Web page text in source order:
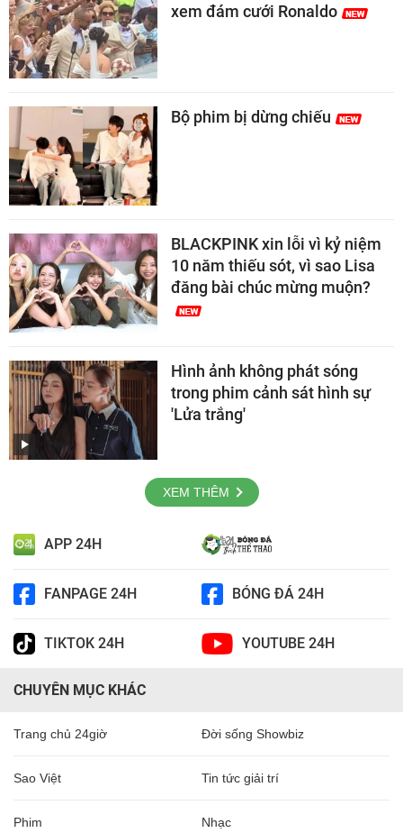
xem đám cưới Ronaldo
Bộ phim bị dừng chiếu
BLACKPINK xin lỗi vì kỷ niệm
10 năm thiếu sót, vì sao Lisa
đăng bài chúc mừng muộn?
Hình ảnh không phát sóng
trong phim cảnh sát hình sự
'Lửa trắng'
XEM THÊM
APP 24H
FANPAGE 24H BÓNG ĐÁ 24H
TIKTOK 24H YOUTUBE 24H
CHUYÊN MỤC KHÁC
Trang chủ 24giờ Đời sống Showbiz
Sao Việt Tin tức giải trí
Phim Nhạc